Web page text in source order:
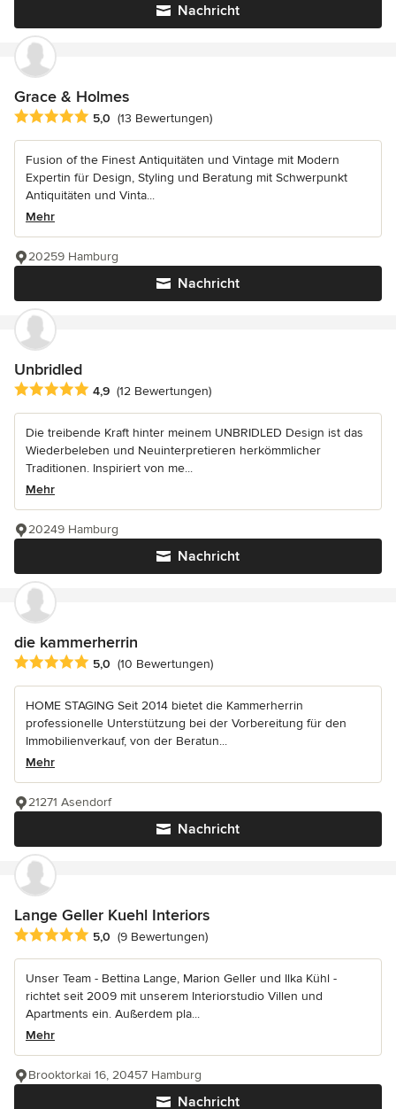
Nachricht
Grace & Holmes
Durchschnittliche Bewertung: 5 von 5 Sternen
5,0 (13 Bewertungen)
Fusion of the Finest Antiquitäten und Vintage mit Modern
Expertin für Design, Styling und Beratung mit Schwerpunkt
Antiquitäten und Vinta...
Mehr
Nachricht
20259 Hamburg
Unbridled
Durchschnittliche Bewertung: 4.9 von 5 Sternen
4,9 (12 Bewertungen)
Die treibende Kraft hinter meinem UNBRIDLED Design ist das
Wiederbeleben und Neuinterpretieren herkömmlicher
Traditionen. Inspiriert von me...
Mehr
Nachricht
20249 Hamburg
die kammerherrin
Durchschnittliche Bewertung: 5 von 5 Sternen
5,0 (10 Bewertungen)
HOME STAGING Seit 2014 bietet die Kammerherrin
professionelle Unterstützung bei der Vorbereitung für den
Immobilienverkauf, von der Beratun...
Mehr
Nachricht
21271 Asendorf
Lange Geller Kuehl Interiors
Durchschnittliche Bewertung: 5 von 5 Sternen
5,0 (9 Bewertungen)
Unser Team - Bettina Lange, Marion Geller und Ilka Kühl -
richtet seit 2009 mit unserem Interiorstudio Villen und
Apartments ein. Außerdem pla...
Mehr
Nachricht
Brooktorkai 16, 20457 Hamburg